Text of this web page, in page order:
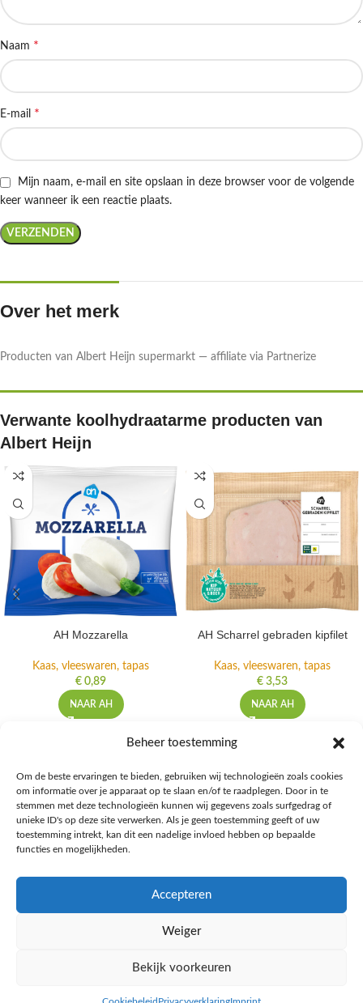
Beheer toestemming
Om de beste ervaringen te bieden, gebruiken wij technologieën zoals cookies
om informatie over je apparaat op te slaan en/of te raadplegen. Door in te
stemmen met deze technologieën kunnen wij gegevens zoals surfgedrag of
unieke ID's op deze site verwerken. Als je geen toestemming geeft of uw
toestemming intrekt, kan dit een nadelige invloed hebben op bepaalde
functies en mogelijkheden.
Accepteren
Weiger
Bekijk voorkeuren
Naam *
E-mail *
Mijn naam, e-mail en site opslaan in deze browser voor de volgende
keer wanneer ik een reactie plaats.
Over het merk
Producten van Albert Heijn supermarkt — affiliate via Partnerize
Verwante koolhydraatarme producten van
Albert Heijn
AH Mozzarella
Kaas, vleeswaren, tapas
€ 0,89
NAAR AH
AH Scharrel gebraden kipfilet
Kaas, vleeswaren, tapas
€ 3,53
NAAR AH
Ontdek de beste keto-vriendelijke keuzes van Albert Heijn, verrijk je
kennis met onze diepgaande blogs over het keto-dieet, en deel jouw
favoriete keto recepten in onze bruisende online gemeenschap!
Ketomaaltijd.nl 2025